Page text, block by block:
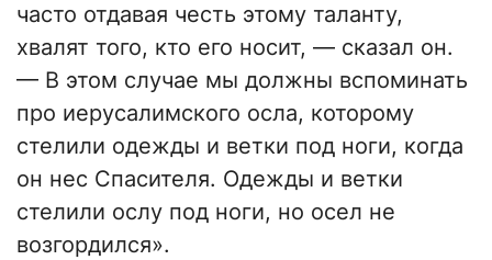
часто отдавая честь этому таланту,
хвалят того, кто его носит, — сказал он.
— В этом случае мы должны вспоминать
про иерусалимского осла, которому
стелили одежды и ветки под ноги, когда
он нес Спасителя. Одежды и ветки
стелили ослу под ноги, но осел не
возгордился».